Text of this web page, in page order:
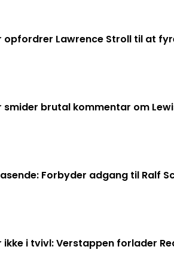
opfordrer Lawrence Stroll til at
smider brutal kommentar om
Forbyder adgang til Ralf
ikke i tvivl: Verstappen forlader